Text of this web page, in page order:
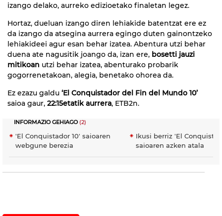
izango delako, aurreko edizioetako finaletan legez.
Hortaz, dueluan izango diren lehiakide batentzat ere ez
da izango da atsegina aurrera egingo duten gainontzeko
lehiakideei agur esan behar izatea. Abentura utzi behar
duena ate nagusitik joango da, izan ere, bosetti jauzi
mitikoan utzi behar izatea, abenturako probarik
gogorrenetakoan, alegia, benetako ohorea da.
Ez ezazu galdu ‘El Conquistador del Fin del Mundo 10’
saioa gaur, 22:15etatik aurrera, ETB2n.
INFORMAZIO GEHIAGO(2)
'El Conquistador 10' saioaren
webgune berezia
Ikusi berriz 'El
saioaren azken atala